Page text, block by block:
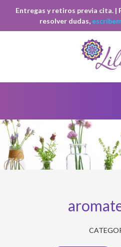
Entregas y retiros previa cita. |
resolver dudas,